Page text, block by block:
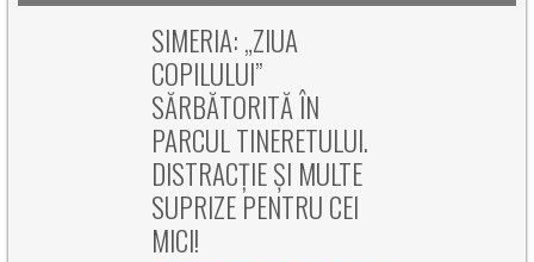
SIMERIA: „ZIUA
COPILULUI”
SĂRBĂTORITĂ ÎN
PARCUL TINERETULUI.
DISTRACȚIE ȘI MULTE
SUPRIZE PENTRU CEI
MICI!